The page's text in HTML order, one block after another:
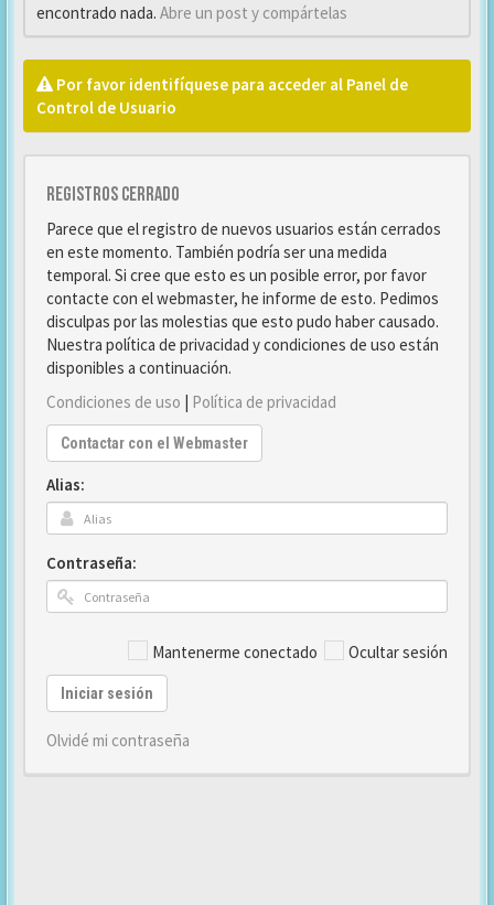
encontrado nada. Abre un post y compártelas
Por favor identifíquese para acceder al Panel de
Control de Usuario
Registros cerrado
Parece que el registro de nuevos usuarios están cerrados
en este momento. También podría ser una medida
temporal. Si cree que esto es un posible error, por favor
contacte con el webmaster, he informe de esto. Pedimos
disculpas por las molestias que esto pudo haber causado.
Nuestra política de privacidad y condiciones de uso están
disponibles a continuación.
Condiciones de uso | Política de privacidad
Contactar con el Webmaster
Alias:
Contraseña:
Mantenerme conectado Ocultar sesión
Iniciar sesión
Olvidé mi contraseña